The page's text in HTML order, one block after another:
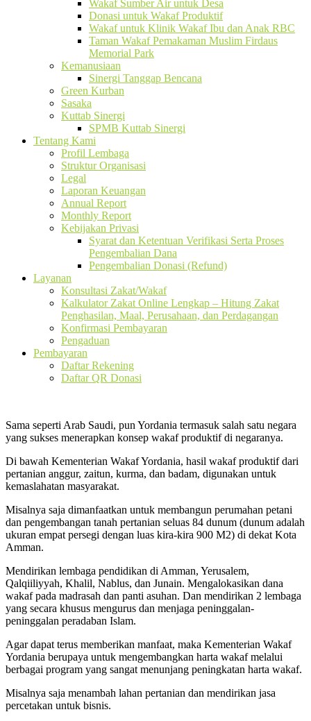
Wakaf Sumber Air untuk Desa
Donasi untuk Wakaf Produktif
Wakaf untuk Klinik Wakaf Ibu dan Anak RBC
Taman Wakaf Pemakaman Muslim Firdaus
Memorial Park
Kemanusiaan
Sinergi Tanggap Bencana
Green Kurban
Sasaka
Kuttab Sinergi
SPMB Kuttab Sinergi
Tentang Kami
Profil Lembaga
Struktur Organisasi
Legal
Laporan Keuangan
Annual Report
Monthly Report
Kebijakan Privasi
Syarat dan Ketentuan Verifikasi Serta Proses
Pengembalian Dana
Pengembalian Donasi (Refund)
Layanan
Konsultasi Zakat/Wakaf
Kalkulator Zakat Online Lengkap – Hitung Zakat
Penghasilan, Maal, Perusahaan, dan Perdagangan
Konfirmasi Pembayaran
Pengaduan
Pembayaran
Daftar Rekening
Daftar QR Donasi
Sama seperti Arab Saudi, pun Yordania termasuk salah satu negara
yang sukses menerapkan konsep wakaf produktif di negaranya.
Di bawah Kementerian Wakaf Yordania, hasil wakaf produktif dari
pertanian anggur, zaitun, kurma, dan badam, digunakan untuk
kemaslahatan masyarakat.
Misalnya saja dimanfaatkan untuk membangun perumahan petani
dan pengembangan tanah pertanian seluas 84 dunum (dunum adalah
ukuran empat persegi dengan luas kira-kira 900 M2) di dekat Kota
Amman.
Mendirikan lembaga pendidikan di Amman, Yerusalem,
Qalqiiliyyah, Khalil, Nablus, dan Junain. Mengalokasikan dana
wakaf pada madrasah dan panti asuhan. Dan mendirikan 2 lembaga
yang secara khusus mengurus dan menjaga peninggalan-
peninggalan peradaban Islam.
Agar dapat terus memberikan manfaat, maka Kementerian Wakaf
Yordania berupaya untuk mengembangkan harta wakaf melalui
berbagai program yang sangat menunjang peningkatan harta wakaf.
Misalnya saja menambah lahan pertanian dan mendirikan jasa
percetakan untuk bisnis.